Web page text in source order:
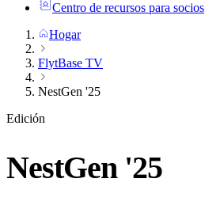
Centro de recursos para socios
Hogar
FlytBase TV
NestGen '25
Edición
NestGen '25